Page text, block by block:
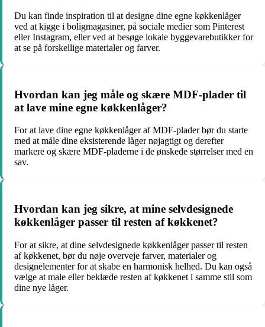
Du kan finde inspiration til at designe dine egne køkkenlåger
ved at kigge i boligmagasiner, på sociale medier som Pinterest
eller Instagram, eller ved at besøge lokale byggevarebutikker for
at se på forskellige materialer og farver.
Hvordan kan jeg måle og skære MDF-plader til
at lave mine egne køkkenlåger?
For at lave dine egne køkkenlåger af MDF-plader bør du starte
med at måle dine eksisterende låger nøjagtigt og derefter
markere og skære MDF-pladerne i de ønskede størrelser med en
sav.
Hvordan kan jeg sikre, at mine selvdesignede
køkkenlåger passer til resten af køkkenet?
For at sikre, at dine selvdesignede køkkenlåger passer til resten
af køkkenet, bør du nøje overveje farver, materialer og
designelementer for at skabe en harmonisk helhed. Du kan også
vælge at male eller beklæde resten af køkkenet i samme stil som
dine nye låger.